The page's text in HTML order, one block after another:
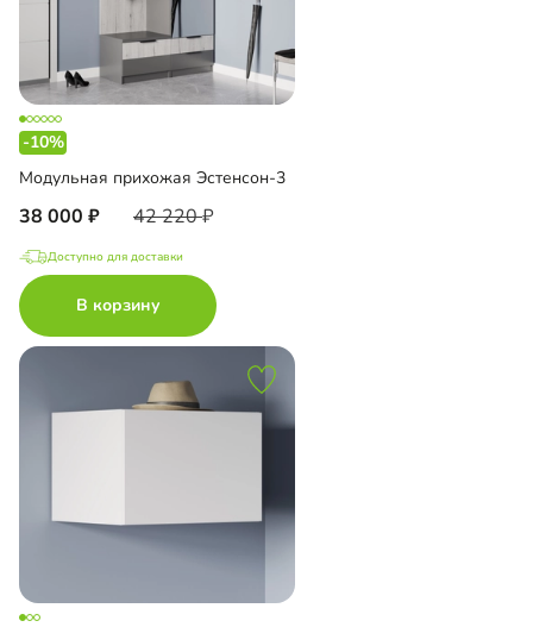
-10%
Модульная прихожая Эстенсон-3
38 000 42 220
Доступно для доставки
В корзину